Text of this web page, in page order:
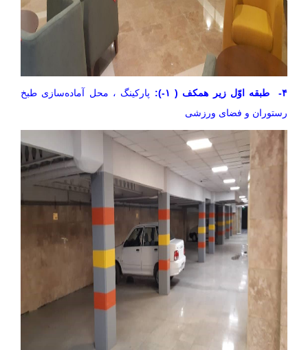
۴- طبقه اوّل زیر همکف ( ۱-):
پارکینگ ، محل آماده‌سازی طبخ
رستوران و فضای ورزشی